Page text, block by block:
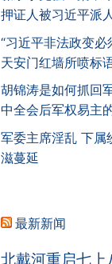
押证人被习近平派
“习近平非法政变必
天安门红墙所喷标
胡锦涛是如何抓回
中全会后军权易主
军委主席淫乱 下属
滋蔓延
最新新闻
北戴河重启七上